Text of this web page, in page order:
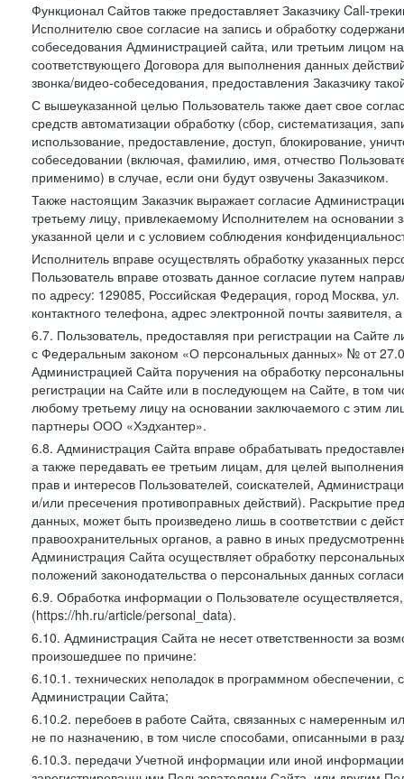
Функционал Сайтов также предоставляет Заказчику Call-
Исполнителю свое согласие на запись и обработку
собеседования Администрацией сайта, или третьим лицом
соответствующего Договора для выполнения данных
звонка/видео-собеседования, предоставления Заказчику
С вышеуказанной целью Пользователь также дает свое
средств автоматизации обработку (сбор, систематизация,
использование, предоставление, доступ, блокирование,
собеседовании (включая, фамилию, имя, отчество
применимо) в случае, если они будут озвучены Заказчиком.
Также настоящим Заказчик выражает согласие
третьему лицу, привлекаемому Исполнителем на основании
указанной цели и с условием соблюдения
Исполнитель вправе осуществлять обработку указанных
Пользователь вправе отозвать данное согласие путем
по адресу: 129085, Российская Федерация, город Москва,
контактного телефона, адрес электронной почты
6.7. Пользователь, предоставляя при регистрации на
с Федеральным законом «О персональных данных» № от
Администрацией Сайта поручения на обработку
регистрации на Сайте или в последующем на Сайте, в том
любому третьему лицу на основании заключаемого с этим
партнеры ООО «Хэдхантер».
6.8. Администрация Сайта вправе обрабатывать
а также передавать ее третьим лицам, для целей
прав и интересов Пользователей, соискателей,
и/или пресечения противоправных действий). Раскрытие
данных, может быть произведено лишь в соответствии с
правоохранительных органов, а равно в иных
Администрация Сайта осуществляет обработку
положений законодательства о персональных данных
6.9. Обработка информации о Пользователе
(https://hh.ru/article/personal_data).
6.10. Администрация Сайта не несет ответственности за
произошедшее по причине:
6.10.1. технических неполадок в программном
Администрации Сайта;
6.10.2. перебоев в работе Сайта, связанных с намеренным
не по назначению, в том числе способами, описанными в
6.10.3. передачи Учетной информации или иной